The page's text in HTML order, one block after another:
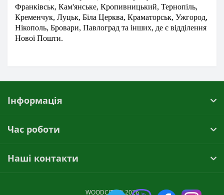
Франківськ, Кам'янське, Кропивницький, Тернопіль,
Кременчук, Луцьк, Біла Церква, Краматорськ, Ужгород,
Нікополь, Бровари, Павлоград та інших, де є відділення
Нової Пошти.
Інформація
Час роботи
Наші контакти
WOODCITY © 2026